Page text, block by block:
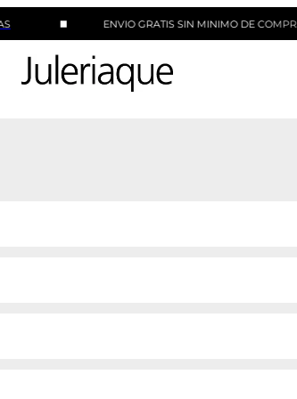
ENVIO GRATIS SIN MINIMO DE COMPRA